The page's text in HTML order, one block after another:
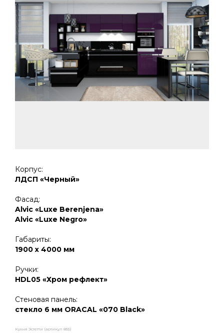
Корпус:
ЛДСП «Черный»
Фасад:
Alvic «Luxe Berenjena»
Alvic «Luxe Negro»
Габариты:
1900 х 4000 мм
Ручки:
HDL05 «Хром рефлект»
Стеновая панель:
стекло 6 мм ORACAL «070 Black»
Кухня Эстетти (артикул 855)